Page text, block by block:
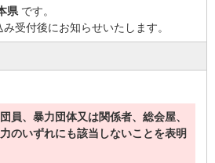
県 です。
受付後にお知らせいたします。
員、暴力団体又は関係者、総会屋、
のいずれにも該当しないことを表明